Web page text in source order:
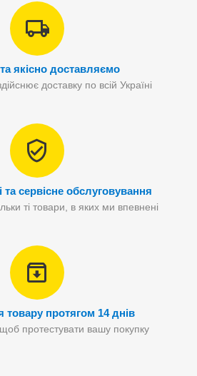
якісно доставляємо
доставку по всій Україні
та сервісне обслуговування
ті товари, в яких ми впевнені
товару протягом 14 днів
протестувати вашу покупку